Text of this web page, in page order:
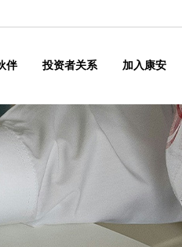
伴 投资者关系 加入康安